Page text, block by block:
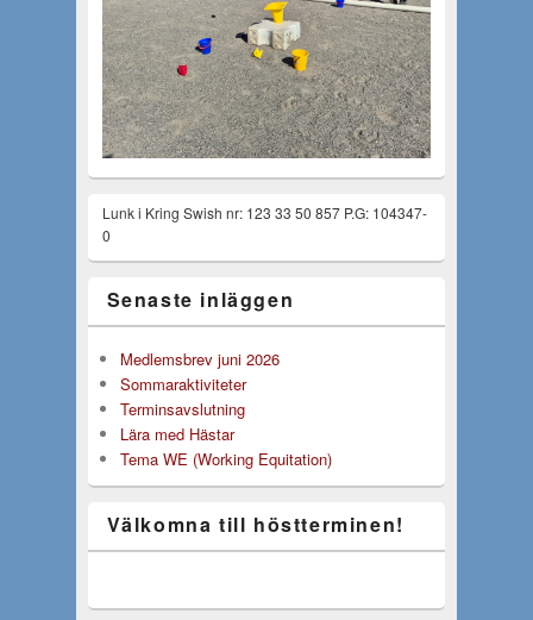
Lunk i Kring Swish nr: 123 33 50 857 P.G: 104347-
0
Senaste inläggen
Medlemsbrev juni 2026
Sommaraktiviteter
Terminsavslutning
Lära med Hästar
Tema WE (Working Equitation)
Välkomna till höstterminen!